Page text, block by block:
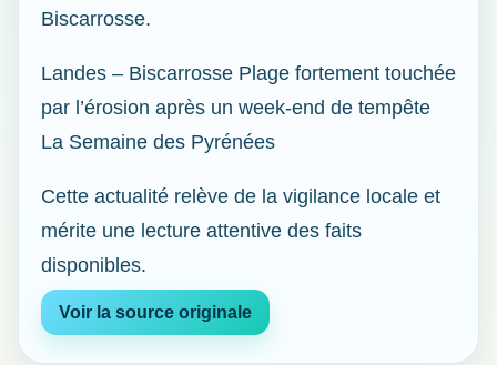
Biscarrosse.
Landes – Biscarrosse Plage fortement touchée
par l’érosion après un week-end de tempête
La Semaine des Pyrénées
Cette actualité relève de la vigilance locale et
mérite une lecture attentive des faits
disponibles.
Voir la source originale